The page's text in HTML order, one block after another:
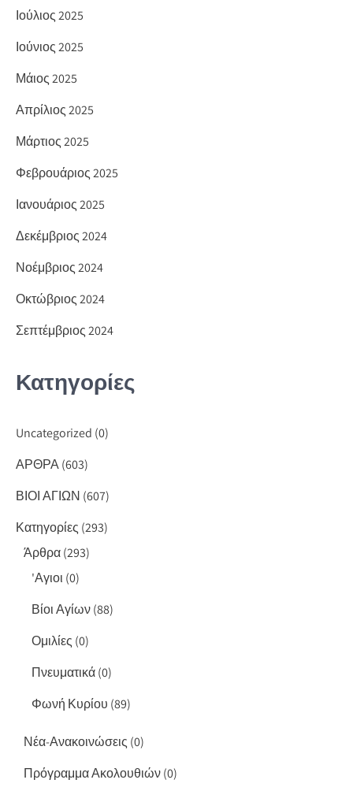
Ιούλιος 2025
Ιούνιος 2025
Μάιος 2025
Απρίλιος 2025
Μάρτιος 2025
Φεβρουάριος 2025
Ιανουάριος 2025
Δεκέμβριος 2024
Νοέμβριος 2024
Οκτώβριος 2024
Σεπτέμβριος 2024
Κατηγορίες
Uncategorized (0)
ΑΡΘΡΑ(603)
ΒΙΟΙ ΑΓΙΩΝ (607)
Κατηγορίες (293)
Άρθρα(293)
'Αγιοι (0)
Βίοι Αγίων(88)
Ομιλίες (0)
Πνευματικά(0)
Φωνή Κυρίου (89)
Νέα-Ανακοινώσεις (0)
Πρόγραμμα Ακολουθιών(0)